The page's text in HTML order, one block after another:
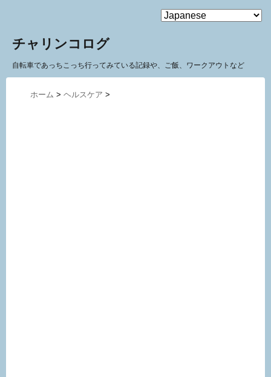
MENU
チャリンコログ
自転車であっちこっち行ってみている記録や、ご飯、ワークアウトなど
ホーム > ヘルスケア >